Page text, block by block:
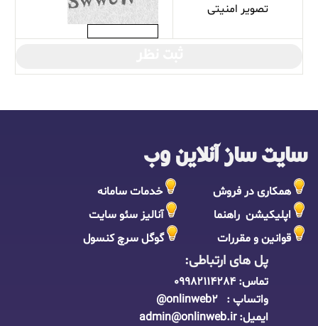
تصویر امنیتی
سایت ساز آنلاین وب
همکاری در فروش
خدمات سامانه
اپلیکیشن راهنما
آنالیز سئو سایت
قوانین و مقررات
گوگل سرچ کنسول
پل های ارتباطی:
تماس: 09982114284
واتساپ : onlinweb2@
ایمیل:admin@onlinweb.i
r